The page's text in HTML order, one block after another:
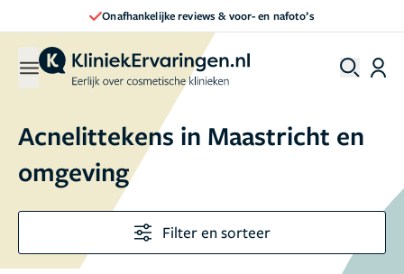
Onafhankelijke reviews & voor- en nafoto’s
Acnelittekens in Maastricht en
omgeving
Filter en sorteer